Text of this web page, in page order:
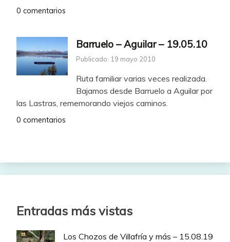
0 comentarios
Barruelo – Aguilar – 19.05.10
Publicado: 19 mayo 2010
Ruta familiar varias veces realizada.
Bajamos desde Barruelo a Aguilar por
las Lastras, rememorando viejos caminos.
0 comentarios
Entradas más vistas
Los Chozos de Villafría y más – 15.08.19